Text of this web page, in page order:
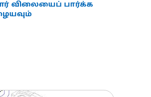
விலையைப் பார்க்க